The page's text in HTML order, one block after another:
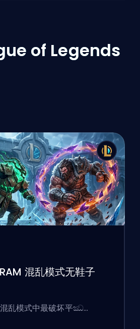
of Legends
混乱模式无鞋子
混乱模式中最破坏平ඣ…